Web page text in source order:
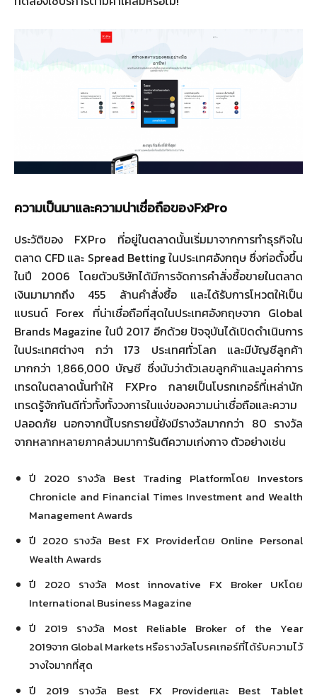
ความเป็นมาและความน่าเชื่อถือของFxPro
ประวัติของ FXPro ที่อยู่ในตลาดนั้นเริ่มมาจากการทำธุรกิจใน
ตลาด CFD และ Spread Betting ในประเทศอังกฤษ ซึ่งก่อตั้งขึ้น
ในปี 2006 โดยตัวบริษัทได้มีการจัดการคำสั่งซื้อขายในตลาด
เงินมามากถึง 455 ล้านคำสั่งซื้อ และได้รับการโหวตให้เป็น
แบรนด์ Forex ที่น่าเชื่อถือที่สุดในประเทศอังกฤษจาก Global
Brands Magazine ในปี 2017 อีกด้วย ปัจจุบันได้เปิดดำเนินการ
ในประเทศต่างๆ กว่า 173 ประเทศทั่วโลก และมีบัญชีลูกค้า
มากกว่า 1,866,000 บัญชี ซึ่งนับว่าตัวเลขลูกค้าและมูลค่าการ
เทรดในตลาดนั้นทำให้ FXPro กลายเป็นโบรกเกอร์ที่เหล่านัก
เทรดรู้จักกันดีทั่วทั้งทั้งวงการในแง่ของความน่าเชื่อถือและความ
ปลอดภัย นอกจากนี้โบรกรายนี้ยังมีรางวัลมากกว่า 80 รางวัล
จากหลากหลายภาคส่วนมาการันตีความเก่งกาจ ตัวอย่างเช่น
ปี 2020 รางวัล Best Trading Platformโดย Investors
Chronicle and Financial Times Investment and Wealth
Management Awards
ปี 2020 รางวัล Best FX Providerโดย Online Personal
Wealth Awards
ปี 2020 รางวัล Most innovative FX Broker UKโดย
International Business Magazine
ปี 2019 รางวัล Most Reliable Broker of the Year
2019จาก Global Markets หรือรางวัลโบรคเกอร์ที่ได้รับความไว้
วางใจมากที่สุด
ปี 2019 รางวัล Best FX Providerและ Best Tablet